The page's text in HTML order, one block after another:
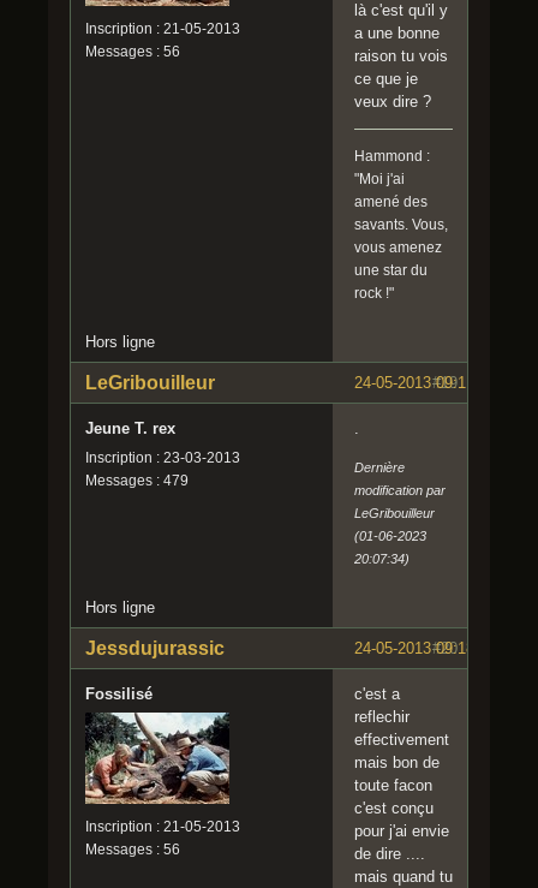
Inscription : 21-05-2013
Messages : 56
là c'est qu'il y
a une bonne
raison tu vois
ce que je
veux dire ?
Hammond :
"Moi j'ai
amené des
savants. Vous,
vous amenez
une star du
rock !"
Hors ligne
#19
24-05-2013 09:11:13
LeGribouilleur
Jeune T. rex
Inscription : 23-03-2013
Messages : 479
Dernière
modification par
LeGribouilleur
(01-06-2023
20:07:34)
Hors ligne
#20
24-05-2013 09:18:33
Jessdujurassic
Fossilisé
Inscription : 21-05-2013
Messages : 56
c'est a
reflechir
effectivement
mais bon de
toute facon
c'est conçu
pour j'ai envie
de dire ....
mais quand tu